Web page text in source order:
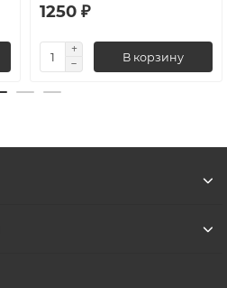
1250 ₽
В корзину